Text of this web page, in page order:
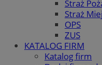
Straż
Straż
OPS
ZUS
KATALOG FIRM
Katalog firm